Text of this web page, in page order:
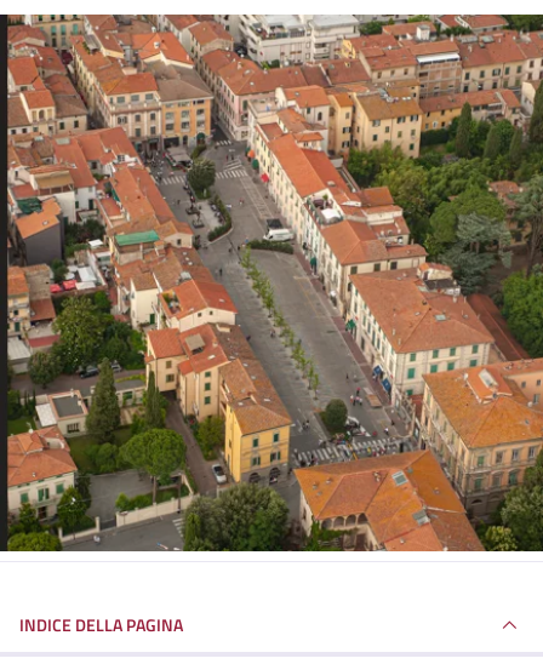
INDICE DELLA PAGINA